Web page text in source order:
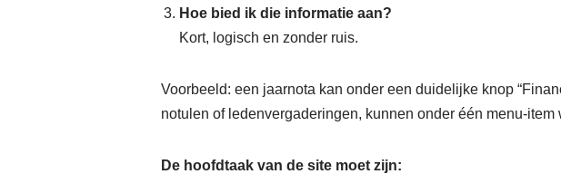
Hoe bied ik die informatie aan?
Kort, logisch en zonder ruis.
Voorbeeld: een jaarnota kan onder een duidelijke knop
notulen of ledenvergaderingen, kunnen onder één menu-item
De hoofdtaak van de site moet zijn: